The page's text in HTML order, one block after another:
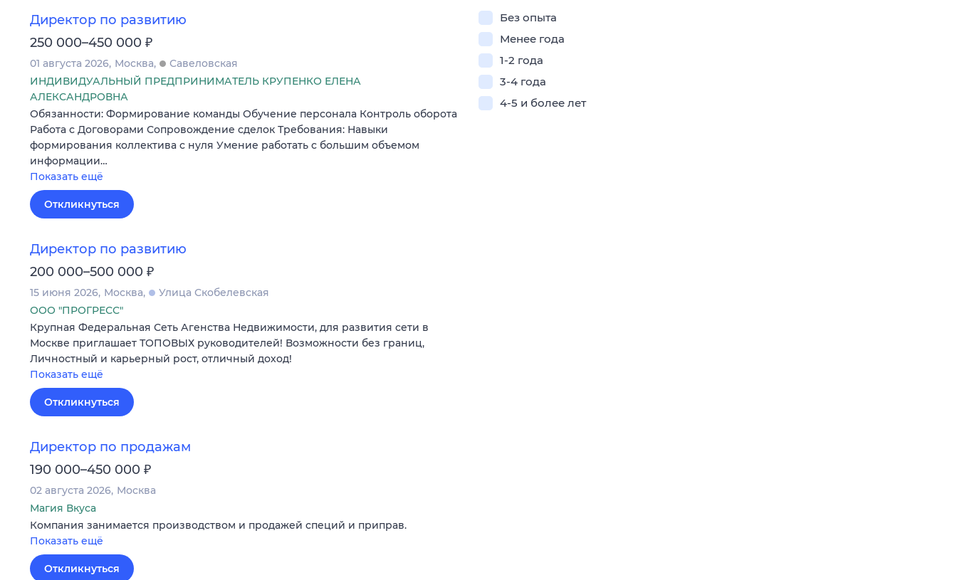
Директор по развитию
250 000–450 000 ₽
01 августа 2026 Москва
Савеловская
ИНДИВИДУАЛЬНЫЙ ПРЕДПРИНИМАТЕЛЬ КРУПЕНКО ЕЛЕНА
АЛЕКСАНДРОВНА
Обязанности: Формирование команды Обучение персонала Контроль оборота
Работа с Договорами Сопровождение сделок Требования: Навыки
формирования коллектива с нуля Умение работать с большим объемом
информации…
Показать ещё
Откликнуться
Директор по развитию
200 000–500 000 ₽
15 июня 2026 Москва
Улица Скобелевская
ООО "ПРОГРЕСС"
Крупная Федеральная Сеть Агенства Недвижимости, для развития сети в
Москве приглашает ТОПОВЫХ руководителей! Возможности без границ,
Личностный и карьерный рост, отличный доход!
Показать ещё
Откликнуться
Директор по продажам
190 000–450 000 ₽
02 августа 2026 Москва
Магия Вкуса
Компания занимается производством и продажей специй и приправ.
Показать ещё
Откликнуться
Без опыта
Менее года
1-2 года
3-4 года
4-5 и более лет